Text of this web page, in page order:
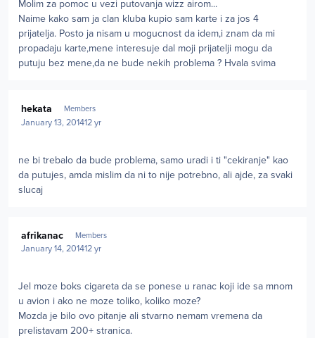
Molim za pomoc u vezi putovanja wizz airom...
Naime kako sam ja clan kluba kupio sam karte i za jos 4
prijatelja. Posto ja nisam u mogucnost da idem,i znam da mi
propadaju karte,mene interesuje dal moji prijatelji mogu da
putuju bez mene,da ne bude nekih problema ? Hvala svima
hekata Members
January 13, 201412 yr
ne bi trebalo da bude problema, samo uradi i ti "cekiranje" kao
da putujes, amda mislim da ni to nije potrebno, ali ajde, za svaki
slucaj
afrikanac Members
January 14, 201412 yr
Jel moze boks cigareta da se ponese u ranac koji ide sa mnom
u avion i ako ne moze toliko, koliko moze?
Mozda je bilo ovo pitanje ali stvarno nemam vremena da
prelistavam 200+ stranica.